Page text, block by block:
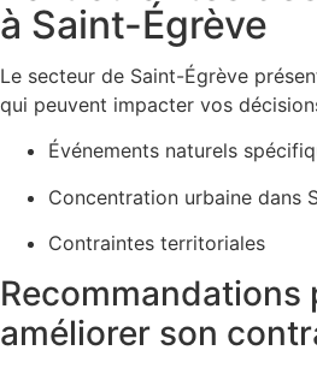
à Saint-Égrève
Le secteur de Saint-Égrève
qui peuvent impacter vos
Événements naturels
Concentration urbaine dans
Contraintes territoriales
Recommandations
améliorer son